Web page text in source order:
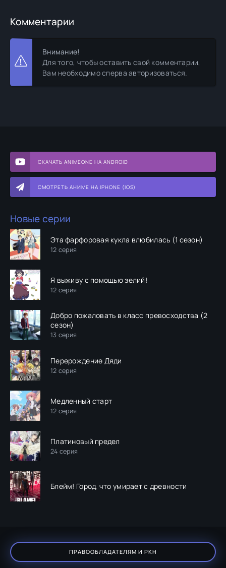
СКАЧАТЬ ANIMEONE НА ANDROID
СМОТРЕТЬ АНИМЕ НА IPHONE (IOS)
Новые серии
Эта фарфоровая кукла влюбилась (1 сезон)
12 серия
Я выживу с помощью зелий!
12 серия
Добро пожаловать в класс превосходства (2
сезон)
13 серия
Перерождение Дяди
12 серия
Медленный старт
12 серия
Платиновый предел
24 серия
Блейм! Город, что умирает с древности
Комментарии
Внимание!
Для того, чтобы оставить свой комментарии,
Вам необходимо сперва авторизоваться.
ПРАВООБЛАДАТЕЛЯМ И РКН